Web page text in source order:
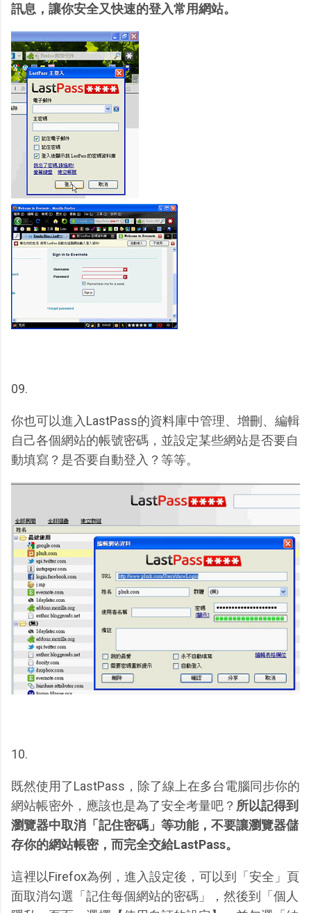
訊息，讓你安全又快速的登入常用網站。
09.
你也可以進入LastPass的資料庫中管理、增刪、編輯
自己各個網站的帳號密碼，並設定某些網站是否要自
動填寫？是否要自動登入？等等。
10.
既然使用了LastPass，除了線上在多台電腦同步你的
網站帳密外，應該也是為了安全考量吧？ 所以記得到
瀏覽器中取消「記住密碼」等功能，不要讓瀏覽器儲
存你的網站帳密，而完全交給LastPass。
這裡以Firefox為例，進入設定後，可以到「安全」頁
面取消勾選「記住每個網站的密碼」，然後到「個人